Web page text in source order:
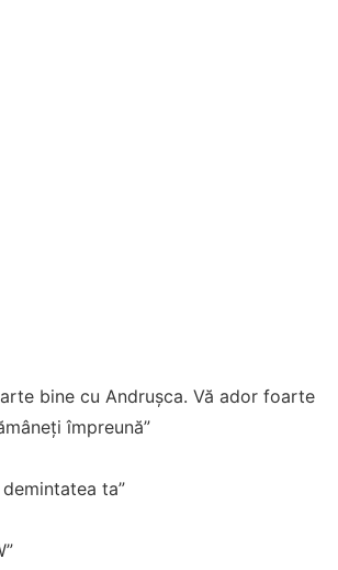
bine cu Andrușca. Vă ador foarte
împreună”
ta”